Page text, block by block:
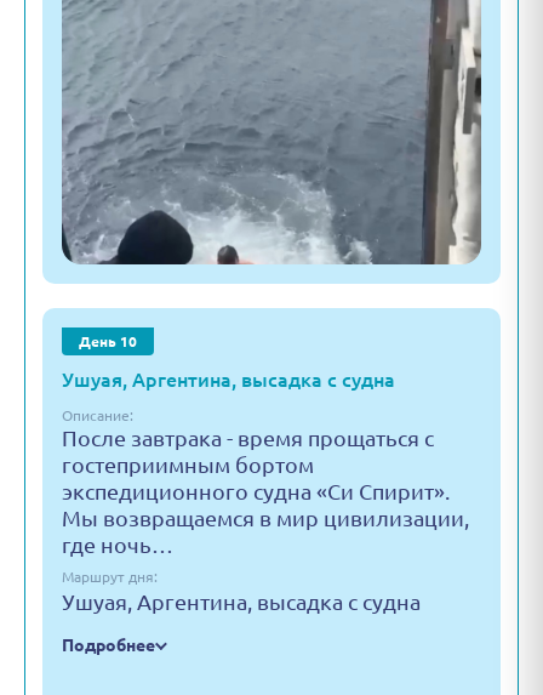
День 10
Ушуая, Аргентина, высадка с судна
Описание:
После завтрака - время прощаться с
гостеприимным бортом
экспедиционного судна «Си Спирит».
Мы возвращаемся в мир цивилизации,
где ночь…
Маршрут дня:
Ушуая, Аргентина, высадка с судна
Подробнее